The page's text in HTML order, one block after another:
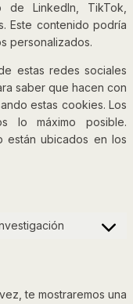
LinkedIn, TikTok,
Este contenido podría
personalizados.
estas redes sociales
saber que hacen con
estas cookies. Los
lo máximo posible.
están ubicados en los
Consent
te mostraremos una